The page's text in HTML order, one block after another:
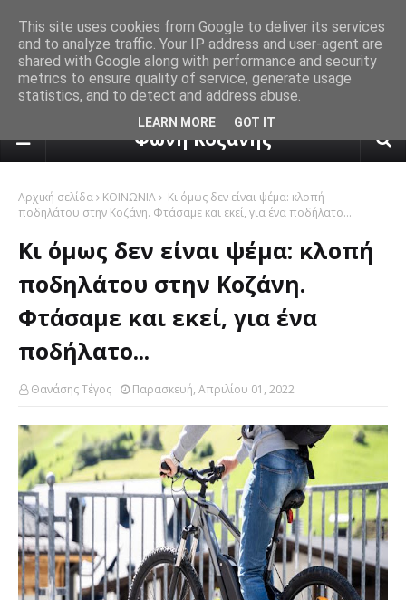
πρόγνωση καιρού από το
Φωνή Κοζάνης
Αρχική σελίδα ΚΟΙΝΩΝΙΑ
Κι όμως δεν είναι ψέμα: κλοπή
ποδηλάτου στην Κοζάνη. Φτάσαμε και εκεί, για ένα ποδήλατο...
Κι όμως δεν είναι ψέμα: κλοπή
ποδηλάτου στην Κοζάνη.
Φτάσαμε και εκεί, για ένα
ποδήλατο...
Θανάσης Τέγος Παρασκευή, Απριλίου 01, 2022
This site uses cookies from Google to deliver its services
and to analyze traffic. Your IP address and user-agent are
shared with Google along with performance and security
metrics to ensure quality of service, generate usage
statistics, and to detect and address abuse.
LEARN MORE GOT IT